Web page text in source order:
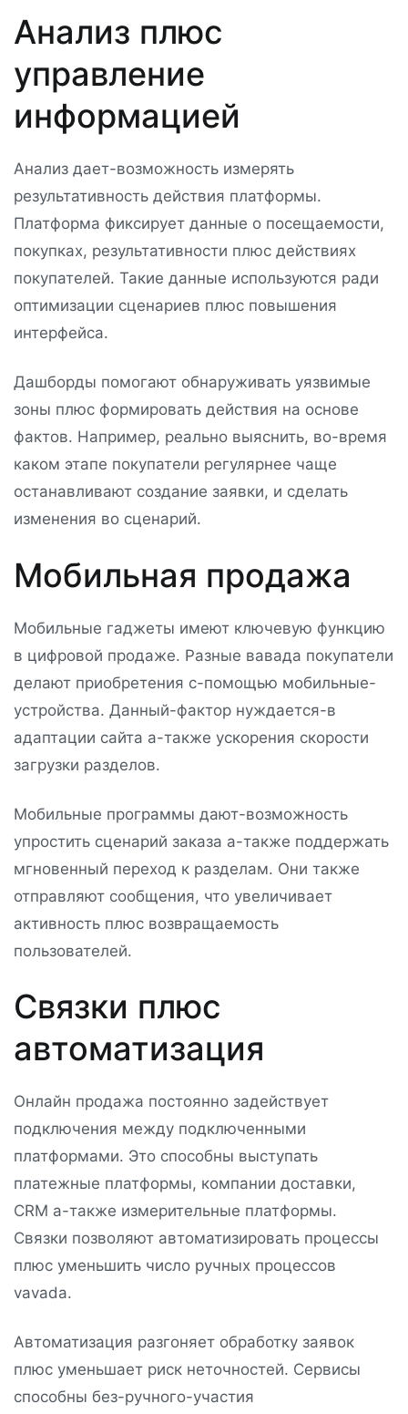
Анализ плюс
управление
информацией
Анализ дает-возможность измерять
результативность действия платформы.
Платформа фиксирует данные о посещаемости,
покупках, результативности плюс действиях
покупателей. Такие данные используются ради
оптимизации сценариев плюс повышения
интерфейса.
Дашборды помогают обнаруживать уязвимые
зоны плюс формировать действия на основе
фактов. Например, реально выяснить, во-время
каком этапе покупатели регулярнее чаще
останавливают создание заявки, и сделать
изменения во сценарий.
Мобильная продажа
Мобильные гаджеты имеют ключевую функцию
в цифровой продаже. Разные вавада покупатели
делают приобретения с-помощью мобильные-
устройства. Данный-фактор нуждается-в
адаптации сайта а-также ускорения скорости
загрузки разделов.
Мобильные программы дают-возможность
упростить сценарий заказа а-также поддержать
мгновенный переход к разделам. Они также
отправляют сообщения, что увеличивает
активность плюс возвращаемость
пользователей.
Связки плюс
автоматизация
Онлайн продажа постоянно задействует
подключения между подключенными
платформами. Это способны выступать
платежные платформы, компании доставки,
CRM а-также измерительные платформы.
Связки позволяют автоматизировать процессы
плюс уменьшить число ручных процессов
vavada.
Автоматизация разгоняет обработку заявок
плюс уменьшает риск неточностей. Сервисы
способны без-ручного-участия